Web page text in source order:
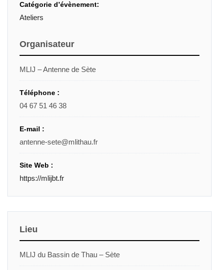
Catégorie d’évènement:
Ateliers
Organisateur
MLIJ – Antenne de Sète
Téléphone :
04 67 51 46 38
E-mail :
antenne-sete@mlithau.fr
Site Web :
https://mlijbt.fr
Lieu
MLIJ du Bassin de Thau – Sète